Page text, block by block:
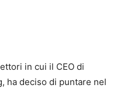
in cui il CEO di
ha deciso di puntare nel